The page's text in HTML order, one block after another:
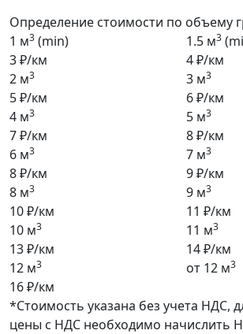
Определение стоимости по объему
1 м3 (min)
3 ₽/км
1.5 м3
4 ₽/км
2 м3
5 ₽/км
3 м3
6 ₽/км
4 м3
7 ₽/км
5 м3
8 ₽/км
6 м3
8 ₽/км
7 м3
9 ₽/км
8 м3
10 ₽/км
9 м3
11 ₽/км
10 м3
13 ₽/км
11 м3
14 ₽/км
12 м3
16 ₽/км
от 12 м3
*Стоимость указана без учета НДС,
цены с НДС необходимо начислить